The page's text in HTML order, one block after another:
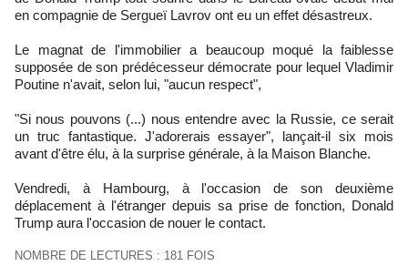
en compagnie de Sergueï Lavrov ont eu un effet désastreux.
Le magnat de l'immobilier a beaucoup moqué la faiblesse
supposée de son prédécesseur démocrate pour lequel Vladimir
Poutine n'avait, selon lui, "aucun respect",
"Si nous pouvons (...) nous entendre avec la Russie, ce serait
un truc fantastique. J'adorerais essayer", lançait-il six mois
avant d'être élu, à la surprise générale, à la Maison Blanche.
Vendredi, à Hambourg, à l'occasion de son deuxième
déplacement à l'étranger depuis sa prise de fonction, Donald
Trump aura l'occasion de nouer le contact.
NOMBRE DE LECTURES : 181 FOIS